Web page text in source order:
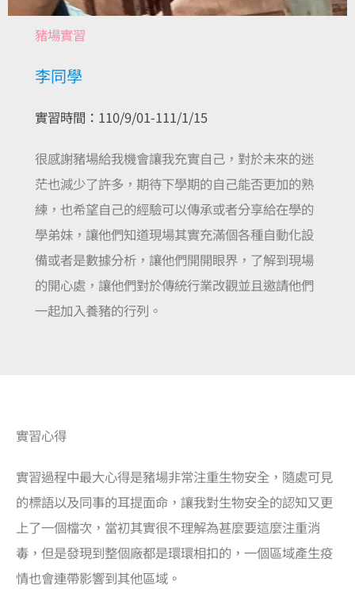
豬場實習
李同學
實習時間：110/9/01-111/1/15
很感謝豬場給我機會讓我充實自己，對於未來的迷
茫也減少了許多，期待下學期的自己能否更加的熟
練，也希望自己的經驗可以傳承或者分享給在學的
學弟妹，讓他們知道現場其實充滿個各種自動化設
備或者是數據分析，讓他們開開眼界，了解到現場
的開心處，讓他們對於傳統行業改觀並且邀請他們
一起加入養豬的行列。
實習心得
實習過程中最大心得是豬場非常注重生物安全，隨處可見
的標語以及同事的耳提面命，讓我對生物安全的認知又更
上了一個檔次，當初其實很不理解為甚麼要這麼注重消
毒，但是發現到整個廠都是環環相扣的，一個區域產生疫
情也會連帶影響到其他區域。